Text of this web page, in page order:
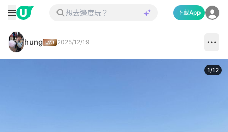
下載App
hung 2025/12/19
1/12